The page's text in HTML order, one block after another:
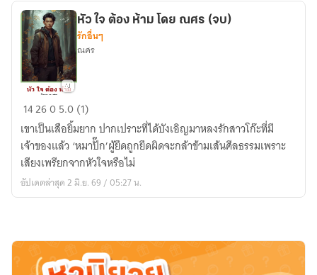
(จบ)
หัว
ต้อง
ห้าม
โดย
ณศร
หัว ใจ ต้อง ห้าม โดย ณศร (จบ)
รักอื่นๆ
ณศร
142605.0 (1)
เขาเป็นเสือยิ้มยาก ปากเปราะที่ได้บังเอิญมาหลงรักสาวโก๊ะที่มี
เจ้าของแล้ว ‘หมาปั๊ก’ผู้ยึดถูกยึดผิดจะกล้าข้ามเส้นศีลธรรมเพราะ
เสียงเพรียกจากหัวใจหรือไม่
อัปเดตล่าสุด 2 มิ.ย. 69 / 05:27 น.